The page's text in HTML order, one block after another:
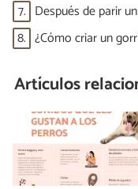
7. Después de parir
8. ¿Cómo criar un
Artículos